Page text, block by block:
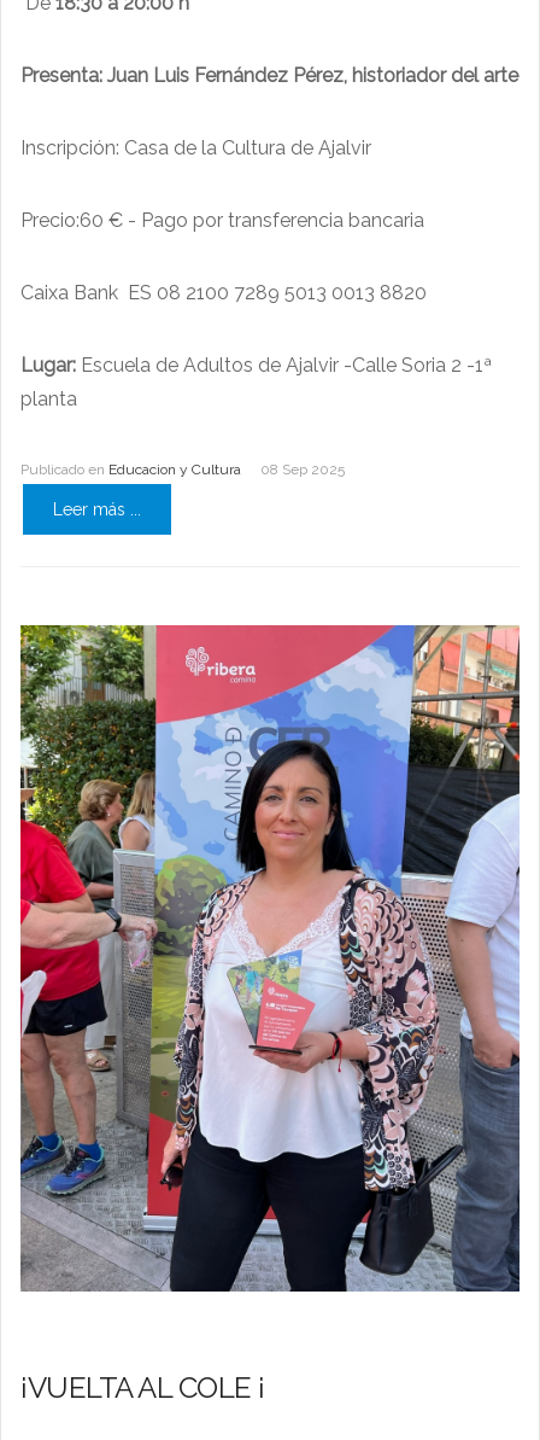
Presenta: Juan Luis Fernández Pérez, historiador del arte
Inscripción: Casa de la Cultura de Ajalvir
Precio:60 € - Pago por transferencia bancaria
Caixa Bank ES 08 2100 7289 5013 0013 8820
Lugar: Escuela de Adultos de Ajalvir -Calle Soria 2 -1ª
planta
Publicado en Educacion y Cultura 08 Sep 2025
Leer más ...
¡VUELTA AL COLE ¡